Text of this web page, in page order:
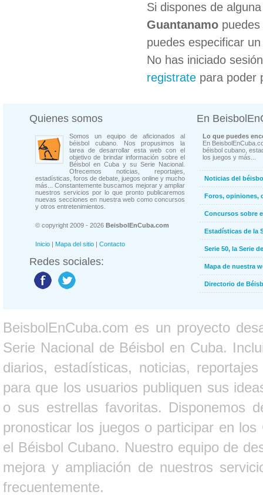
Si dispones de
Guantanamo
puedes especificar
No has iniciado
registrate para poder
Quienes somos
Somos un equipo de aficionados al
béisbol cubano. Nos propusimos la
tarea de desarrollar esta web con el
objetivo de brindar información sobre el
Béisbol en Cuba y su Serie Nacional.
Ofrecemos noticias, reportajes,
estadísticas, foros de debate, juegos online y mucho
más... Constantemente buscamos mejorar y ampliar
nuestros servicios por lo que pronto publicaremos
nuevas secciones en nuestra web como concursos
y otros entretenimientos.
© copyright 2009 - 2026 BeisbolEnCuba.com
Inicio | Mapa del sitio | Contacto
Redes sociales:
En
Lo que puedes
En
béisbol cubano,
los juegos y más...
Noticias del
Foros, opiniones,
Concursos sobre
Estadísticas de la
Serie 50, la Serie
Mapa de nuestra
Directorio de
BeisbolEnCuba.com es un proyecto
Serie Nacional de Béisbol en Cuba.
diarios, estadísticas, noticias,
para que los usuarios publiquen sus
o sus estrellas favoritas. Disponemos
pronosticar los juegos o participar en
el Béisbol Cubano. Nuestro equipo de
mejora y ampliación de nuestros
frecuentemente.